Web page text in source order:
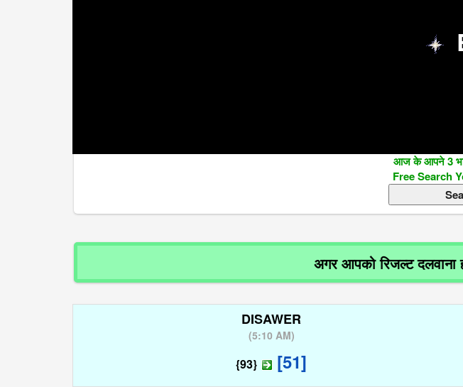
आज के आपने 3
Free Search
अगर आपको रिजल्ट दलवाना हो
DISAWER
(5:10 AM)
{93} [51]